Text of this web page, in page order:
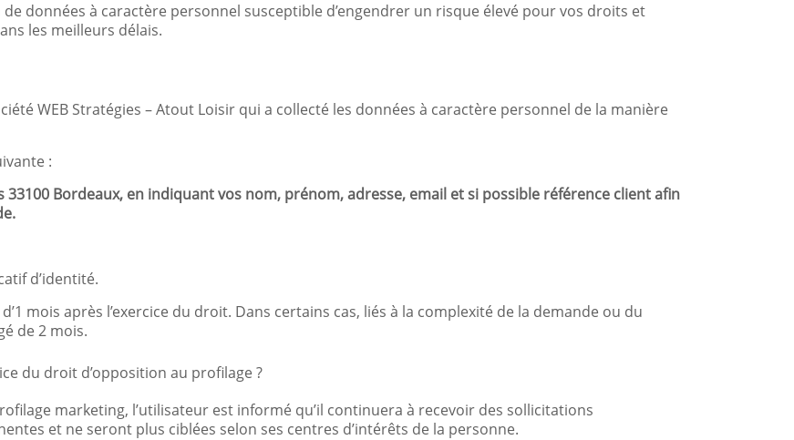
données à caractère personnel susceptible d’engendrer un risque élevé pour vos droits et
les meilleurs délais.
WEB Stratégies – Atout Loisir qui a collecté les données à caractère personnel de la manière
:
33100 Bordeaux, en indiquant vos nom, prénom, adresse, email et si possible référence client afin
d’identité.
mois après l’exercice du droit. Dans certains cas, liés à la complexité de la demande ou du
de 2 mois.
du droit d’opposition au profilage ?
marketing, l’utilisateur est informé qu’il continuera à recevoir des sollicitations
et ne seront plus ciblées selon ses centres d’intérêts de la personne.